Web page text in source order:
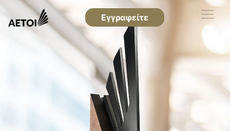
Εγγραφείτε